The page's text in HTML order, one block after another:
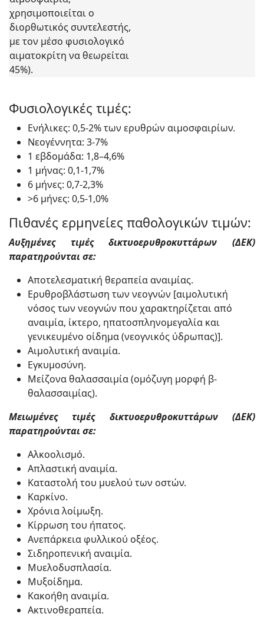
χρησιμοποιείται ο
διορθωτικός συντελεστής,
με τον μέσο φυσιολογικό
αιματοκρίτη να θεωρείται
45%).
Φυσιολογικές τιμές:
Ενήλικες: 0,5-2% των ερυθρών αιμοσφαιρίων.
Νεογέννητα: 3-7%
1 εβδομάδα: 1,8–4,6%
1 μήνας: 0,1-1,7%
6 μήνες: 0,7-2,3%
>6 μήνες: 0,5-1,0%
Πιθανές ερμηνείες παθολογικών τιμών:
Αυξημένες τιμές δικτυοερυθροκυττάρων (ΔΕΚ)
παρατηρούνται σε:
Αποτελεσματική θεραπεία αναιμίας.
Ερυθροβλάστωση των νεογνών [αιμολυτική
νόσος των νεογνών που χαρακτηρίζεται από
αναιμία, ίκτερο, ηπατοσπληνομεγαλία και
γενικευμένο οίδημα (νεογνικός ύδρωπας)].
Αιμολυτική αναιμία.
Εγκυμοσύνη.
Μείζονα θαλασσαιμία (ομόζυγη μορφή β-
θαλασσαιμίας).
Μειωμένες τιμές δικτυοερυθροκυττάρων (ΔΕΚ)
παρατηρούνται σε:
Αλκοολισμό.
Απλαστική αναιμία.
Καταστολή του μυελού των οστών.
Καρκίνο.
Χρόνια λοίμωξη.
Κίρρωση του ήπατος.
Ανεπάρκεια φυλλικού οξέος.
Σιδηροπενική αναιμία.
Μυελοδυσπλασία.
Μυξοίδημα.
Κακοήθη αναιμία.
Ακτινοθεραπεία.